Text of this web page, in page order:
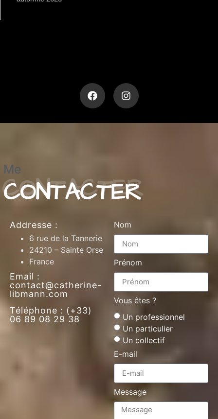
Me
CONTACTER
Addresse :
6 rue de la Tannerie
24210 – Sainte Orse
France
Email :
contact@catherine-
libmann.com
Téléphone : (+33)
06 89 08 29 38
Nom
Prénom
Vous êtes ?
Un professionnel
Un particulier
Un collectif
E-mail
Message